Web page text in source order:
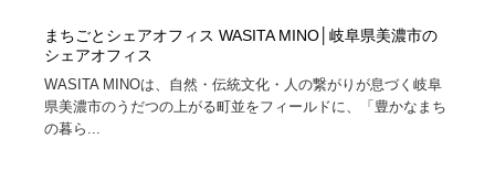
まちごとシェアオフィス WASITA MINO│岐阜県美濃市の
シェアオフィス
WASITA MINOは、自然・伝統文化・人の繋がりが息づく岐阜
県美濃市のうだつの上がる町並をフィールドに、「豊かなまち
の暮ら...